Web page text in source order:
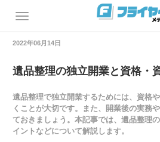
2022年06月14日
遺品整理の独立開業と資格・
遺品整理で独立開業するためには、資格
くことが大切です。また、開業後の実務
ておきましょう。本記事では、遺品整理
イントなどについて解説します。